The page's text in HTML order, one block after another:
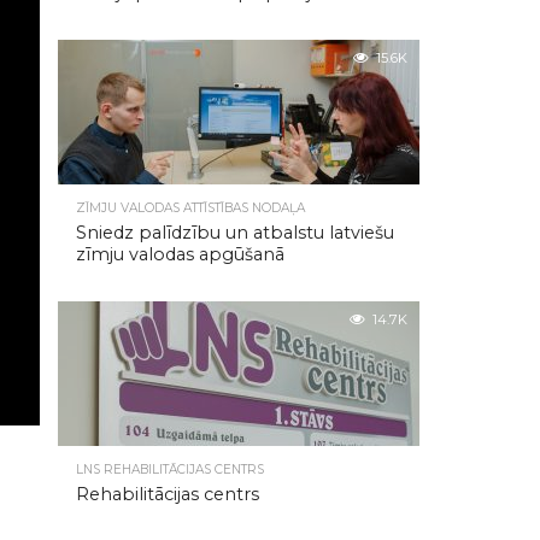
15.6K
ZĪMJU VALODAS ATTĪSTĪBAS NODAĻA
Sniedz palīdzību un atbalstu latviešu
zīmju valodas apgūšanā
14.7K
LNS REHABILITĀCIJAS CENTRS
Rehabilitācijas centrs